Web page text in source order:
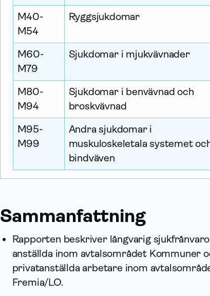
M40-
M54
Ryggsjukdomar
M60-
M79
Sjukdomar i mjukvävnader
M80-
M94
Sjukdomar i benvävnad och
broskvävnad
M95-
M99
Andra sjukdomar i
muskuloskeletala systemet
bindväven
Sammanfattning
Rapporten beskriver långvarig
anställda inom avtalsområdet Kommuner
privatanställda arbetare inom
Fremia/LO.